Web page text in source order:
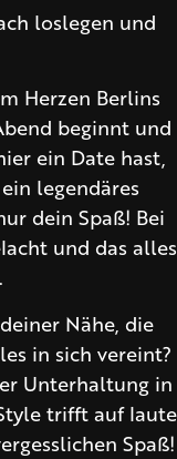
loslegen und
Herzen Berlins
beginnt und
ein Date hast,
legendäres
dein Spaß! Bei
und das alles
Nähe, die
in sich vereint?
Unterhaltung in
trifft auf laute
Spaß!